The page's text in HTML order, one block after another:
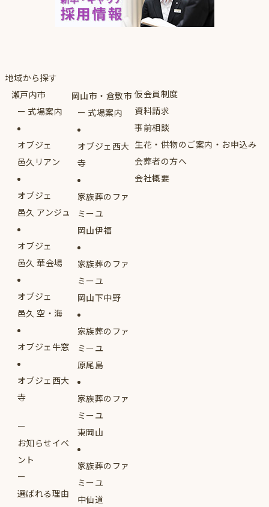
地域から探す
瀬戸内市
式場案内
オブジェ
邑久リアン
オブジェ
邑久 アンジュ
オブジェ
邑久 華会場
オブジェ
邑久 空・海
オブジェ牛窓
オブジェ西大
寺
お知らせイベ
ント
選ばれる理由
岡山市・倉敷市
式場案内
オブジェ西大
寺
家族葬のファ
ミーユ
岡山伊福
家族葬のファ
ミーユ
岡山下中野
家族葬のファ
ミーユ
原尾島
家族葬のファ
ミーユ
東岡山
家族葬のファ
ミーユ
中仙道
仮会員制度
資料請求
事前相談
生花・供物のご案内・お申込み
会葬者の方へ
会社概要